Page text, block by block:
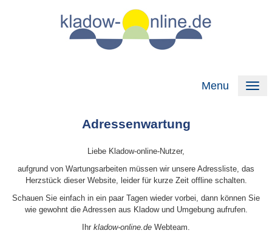
Menu
Adressenwartung
Liebe Kladow-online-Nutzer,
aufgrund von Wartungsarbeiten müssen wir unsere Adressliste, das
Herzstück dieser Website, leider für kurze Zeit offline schalten.
Schauen Sie einfach in ein paar Tagen wieder vorbei, dann können Sie
wie gewohnt die Adressen aus Kladow und Umgebung aufrufen.
Ihr kladow-online.de Webteam.